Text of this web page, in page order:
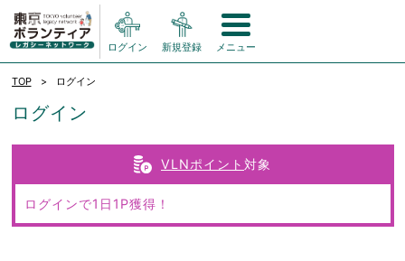
ログイン 新規登録 メニュー
TOP ログイン
ログイン
VLNポイント 対象
ログインで1日1P獲得！